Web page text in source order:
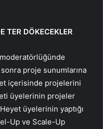
TER DÖKECEKLER
proje sunumlarına
içerisinde projelerini
üyelerinin projeler
üyelerinin yaptığı
Up ve Scale-Up